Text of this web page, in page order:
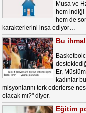
Musa ve
hem indiği
hem de
karakterlerini inşa ediyor…
Bu
Er,
kadınlar
misyonlarını terk ederlerse
olacak mı?" diyor.
Eğitim